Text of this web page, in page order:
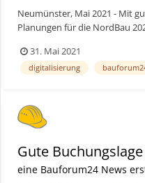
Neumünster, Mai 2021 - Mit
Planungen für die NordBau
Holstein ist der 8. bis 12.
Entwicklung der Pandemie
31. Mai 2021
digitalisierung
Gute
eine Bauforum24 News